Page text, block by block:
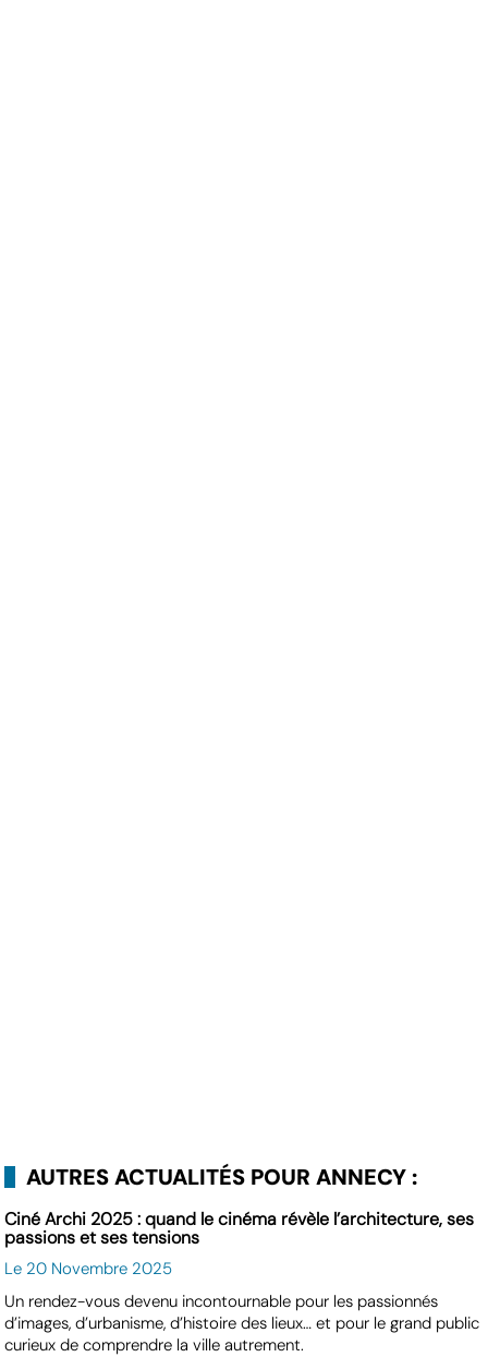
AUTRES ACTUALITÉS POUR ANNECY :
Ciné Archi 2025 : quand le cinéma révèle l’architecture, ses
passions et ses tensions
Le 20 Novembre 2025
Un rendez-vous devenu incontournable pour les passionnés
d’images, d’urbanisme, d’histoire des lieux… et pour le grand public
curieux de comprendre la ville autrement.